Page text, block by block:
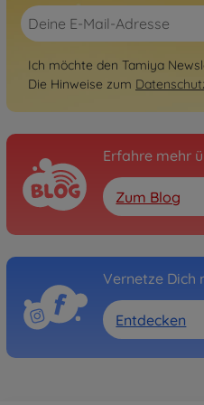
05
M-
Ich möchte den Tamiya
Die Hinweise zum
Erfahre mehr
Zum Blog
Vernetze Dich
Entdecken